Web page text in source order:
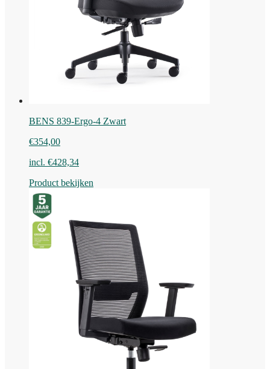
BENS 839-Ergo-4 Zwart
€354,00
incl. €428,34
Product bekijken